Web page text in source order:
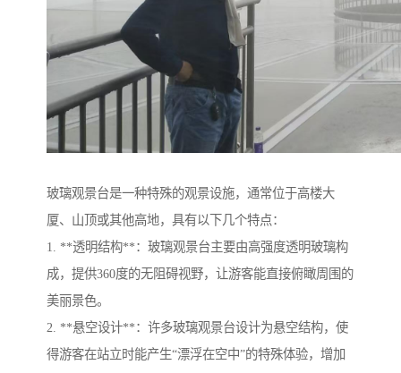
玻璃观景台是一种特殊的观景设施，通常位于高楼大
厦、山顶或其他高地，具有以下几个特点：
1. **透明结构**：玻璃观景台主要由高强度透明玻璃构
成，提供360度的无阻碍视野，让游客能直接俯瞰周围的
美丽景色。
2. **悬空设计**：许多玻璃观景台设计为悬空结构，使
得游客在站立时能产生“漂浮在空中”的特殊体验，增加